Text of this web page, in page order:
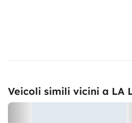
Veicoli simili vicini a LA